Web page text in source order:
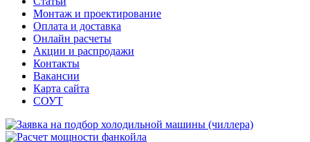
Монтаж и проектирование
Оплата и доставка
Онлайн расчеты
Акции и распродажи
Контакты
Вакансии
Карта сайта
СОУТ